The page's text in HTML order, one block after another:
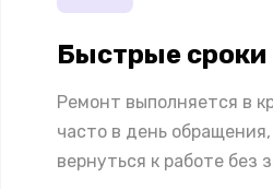
Быстрые сроки
Ремонт выполняется в
часто в день
вернуться к работе без